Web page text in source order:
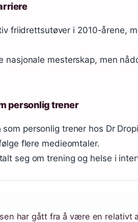
friidrettsutøver i 2010-årene,
nasjonale mesterskap, men
personlig trener
personlig trener hos Dr
flere medieomtaler.
seg om trening og helse i
har gått fra å være en relativt